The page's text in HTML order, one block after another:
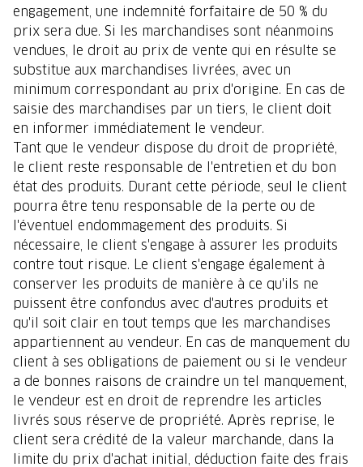
engagement, une indemnité forfaitaire de 50 % du
prix sera due. Si les marchandises sont néanmoins
vendues, le droit au prix de vente qui en résulte se
substitue aux marchandises livrées, avec un
minimum correspondant au prix d'origine. En cas de
saisie des marchandises par un tiers, le client doit
en informer immédiatement le vendeur.
Tant que le vendeur dispose du droit de propriété,
le client reste responsable de l'entretien et du bon
état des produits. Durant cette période, seul le client
pourra être tenu responsable de la perte ou de
l'éventuel endommagement des produits. Si
nécessaire, le client s'engage à assurer les produits
contre tout risque. Le client s'engage également à
conserver les produits de manière à ce qu'ils ne
puissent être confondus avec d'autres produits et
qu'il soit clair en tout temps que les marchandises
appartiennent au vendeur. En cas de manquement du
client à ses obligations de paiement ou si le vendeur
a de bonnes raisons de craindre un tel manquement,
le vendeur est en droit de reprendre les articles
livrés sous réserve de propriété. Après reprise, le
client sera crédité de la valeur marchande, dans la
limite du prix d'achat initial, déduction faite des frais